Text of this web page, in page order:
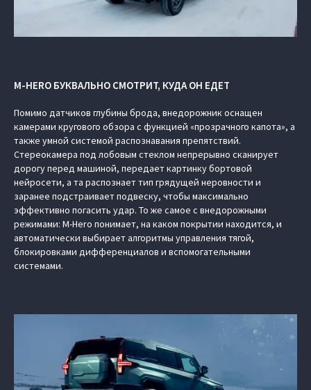
M-HERO БУКВАЛЬНО СМОТРИТ, КУДА ОН ЕДЕТ
Помимо датчиков глубины брода, внедорожник оснащен
камерами кругового обзора с функцией «прозрачного капота», а
также умной системой распознавания препятствий.
Стереокамера под лобовым стеклом непрерывно сканирует
дорогу перед машиной, передает картинку бортовой
нейросети, а та распознает тип грядущей неровности и
заранее подстраивает подвеску, чтобы максимально
эффективно погасить удар. То же самое с внедорожными
режимами: M-Hero понимает, на каком покрытии находится, и
автоматически выбирает алгоритмы управления тягой,
блокировками дифференциалов и вспомогательными
системами.